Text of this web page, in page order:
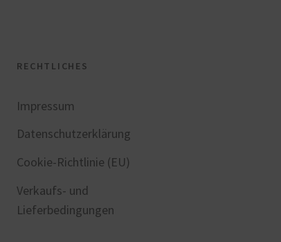
RECHTLICHES
Impressum
Datenschutzerklärung
Cookie-Richtlinie (EU)
Verkaufs- und
Lieferbedingungen